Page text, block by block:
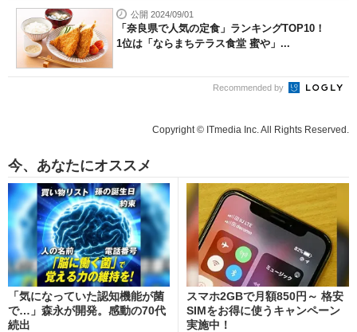
公開 2024/09/01
「奈良県で人気の定食」ランキングTOP10！
1位は「ならまちテラス食堂 蜜や」...
Recommended by
Copyright © ITmedia Inc. All Rights Reserved.
今、あなたにオススメ
「気になっていた認知機能が菌
で…」森永が開発。感動の70代
続出
スマホ2GBで月額850円～ 格安
SIMをお得に使うキャンペーン
実施中！